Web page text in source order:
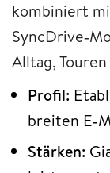
kombiniert
Alltag,
Profil:
breiten
Stärken: